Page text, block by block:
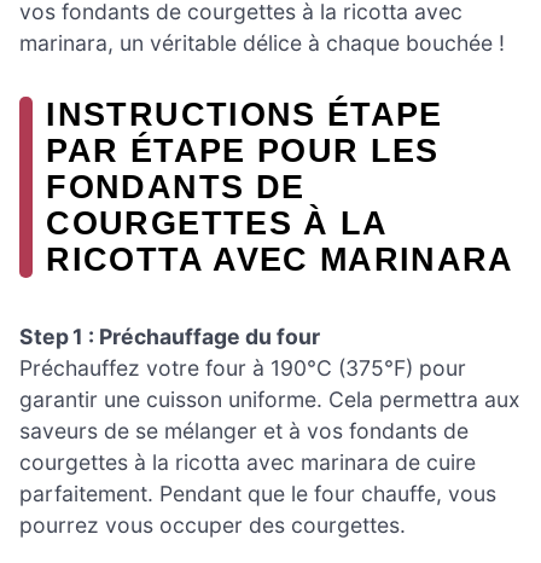
vos fondants de courgettes à la ricotta avec
marinara, un véritable délice à chaque bouchée !
INSTRUCTIONS ÉTAPE
PAR ÉTAPE POUR LES
FONDANTS DE
COURGETTES À LA
RICOTTA AVEC MARINARA
Step 1 : Préchauffage du four
Préchauffez votre four à 190°C (375°F) pour
garantir une cuisson uniforme. Cela permettra aux
saveurs de se mélanger et à vos fondants de
courgettes à la ricotta avec marinara de cuire
parfaitement. Pendant que le four chauffe, vous
pourrez vous occuper des courgettes.